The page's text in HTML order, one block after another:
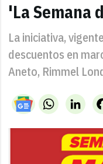
'La Semana
La iniciativa,
descuentos en
Aneto, Rimmel
WhatsApp